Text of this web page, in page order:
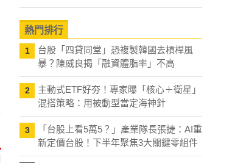
熱門排行
1
台股「四貸同堂」恐複製韓國去槓桿風
暴？陳威良揭「融資體脂率」不高
2
主動式ETF好夯！專家曝「核心＋衛星」
混搭策略：用被動型當定海神針
3
「台股上看5萬5？」產業隊長張捷：AI重
新定價台股！下半年聚焦3大關鍵零組件